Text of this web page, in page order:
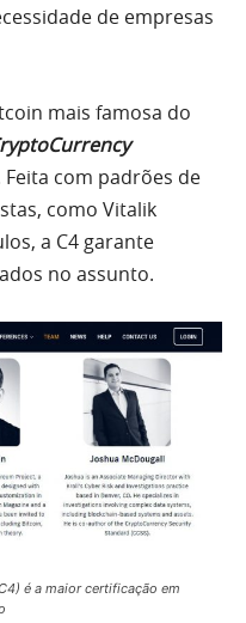
de empresas
mais famosa do
Feita com padrões de
como Vitalik
a C4 garante
no assunto.
é a maior certificação em